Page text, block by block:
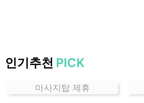
천인기추천 PICK
마사지탑 제휴